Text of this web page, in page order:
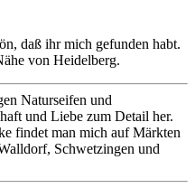
daß ihr mich gefunden habt.
von Heidelberg.
Naturseifen und
und Liebe zum Detail her.
findet man mich auf Märkten
Schwetzingen und